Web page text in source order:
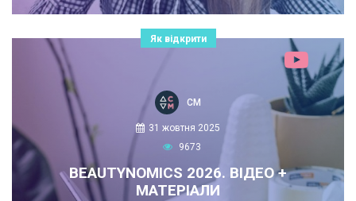
Як відкрити
СМ
31 жовтня 2025
9673
BEAUTYNOMICS 2026. ВІДЕО +
МАТЕРІАЛИ